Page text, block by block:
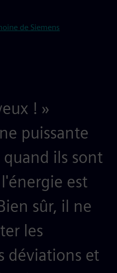
de Siemens
! »
puissante
ils sont
est
sûr, il ne
les
déviations et